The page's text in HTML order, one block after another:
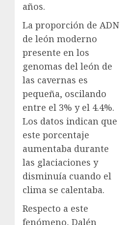
años.
La proporción de ADN
de león moderno
presente en los
genomas del león de
las cavernas es
pequeña, oscilando
entre el 3% y el 4.4%.
Los datos indican que
este porcentaje
aumentaba durante
las glaciaciones y
disminuía cuando el
clima se calentaba.
Respecto a este
fenómeno, Dalén